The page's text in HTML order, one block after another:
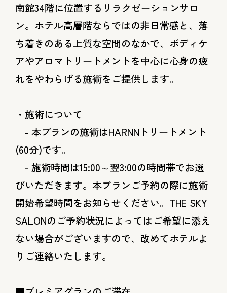
南館34階に位置するリラクゼーションサロ
ン。ホテル高層階ならではの非日常感と、落
ち着きのある上質な空間のなかで、ボディケ
アやアロマトリートメントを中心に心身の疲
れをやわらげる施術をご提供します。
・施術について
- 本プランの施術はHARNNトリートメント
(60分)です。
- 施術時間は15:00～翌3:00の時間帯でお選
びいただきます。本プランご予約の際に施術
開始希望時間をお知らせください。THE SKY
SALONのご予約状況によってはご希望に添え
ない場合がございますので、改めてホテルよ
りご連絡いたします。